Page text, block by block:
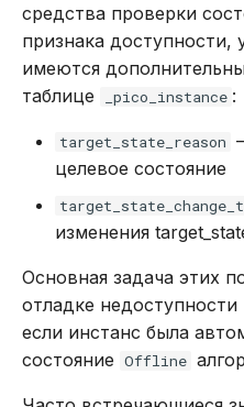
средства проверки
признака доступности,
имеются
таблице
_pico_instance :
target_state_reason
целевое состояние
изменения
Основная задача этих
отладке
если инстанс была
состояние Offline